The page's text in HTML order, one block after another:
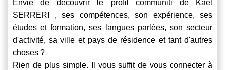
Envie de découvrir le profilcommuniti de Kael
SERRERI , ses compétences, son expérience, ses
études et formation, ses langues parlées, son secteur
d'activité, sa ville et pays de résidence et tant d'autres
choses ?
Rien de plus simple. Il vous suffit de vous connecter à